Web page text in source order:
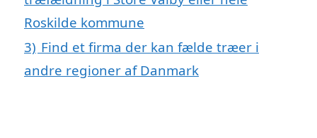
Roskilde kommune
3) Find et firma der kan fælde træer i
andre regioner af Danmark